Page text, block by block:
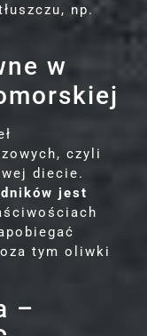
np.
w
czyli
diecie.
jest
tym oliwki
–